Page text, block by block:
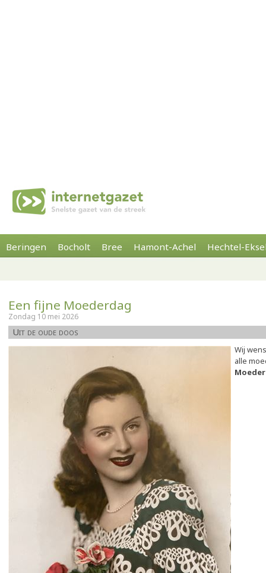
Beringen Bocholt Bree Hamont-Achel Hechtel-
Een fijne Moederdag
Zondag 10 mei 2026
Uit de oude doos
Wij
alle